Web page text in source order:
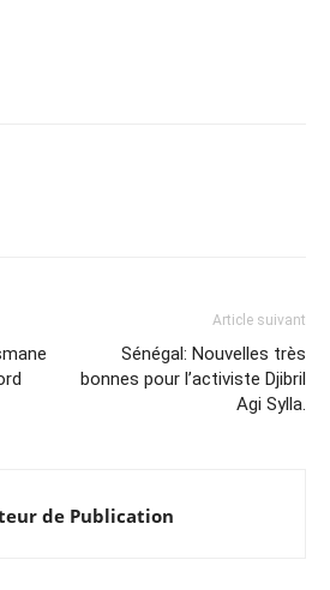
Article suivant
Sénégal: Nouvelles très
bonnes pour l’activiste Djibril
Agi Sylla.
de Publication